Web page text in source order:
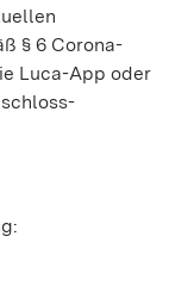
§ 6 Corona-
Luca-App oder